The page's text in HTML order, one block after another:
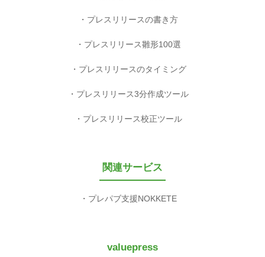
プレスリリースの書き方
プレスリリース雛形100選
プレスリリースのタイミング
プレスリリース3分作成ツール
プレスリリース校正ツール
関連サービス
プレパブ支援NOKKETE
valuepress